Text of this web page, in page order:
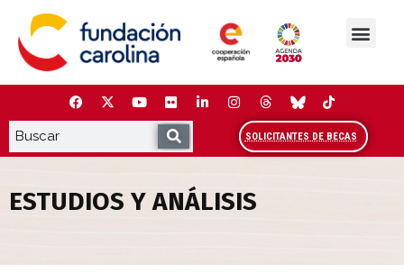
contenido
SOLICITANTES DE BECAS
ESTUDIOS Y ANÁLISIS